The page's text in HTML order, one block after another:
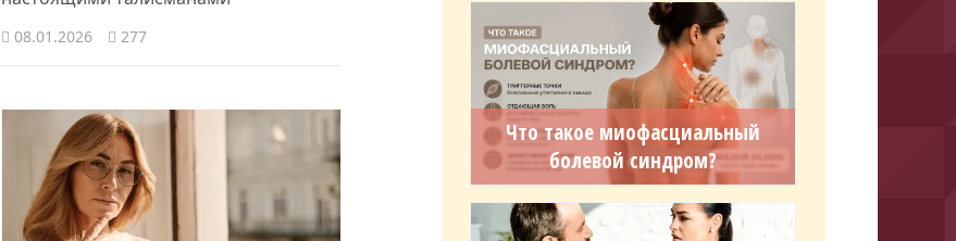
08.01.2026 277
Что такое миофасциальный
болевой синдром?